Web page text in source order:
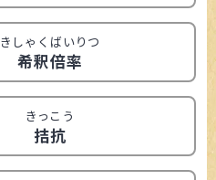
きしゃくばいりつ
希釈倍率
きっこう
拮抗